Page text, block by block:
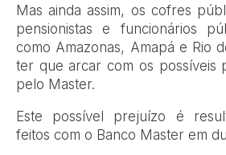
Mas ainda assim, os cofres
pensionistas e funcionários
como Amazonas, Amapá e Rio
ter que arcar com os possíveis
pelo Master.
Este possível prejuízo é
feitos com o Banco Master em